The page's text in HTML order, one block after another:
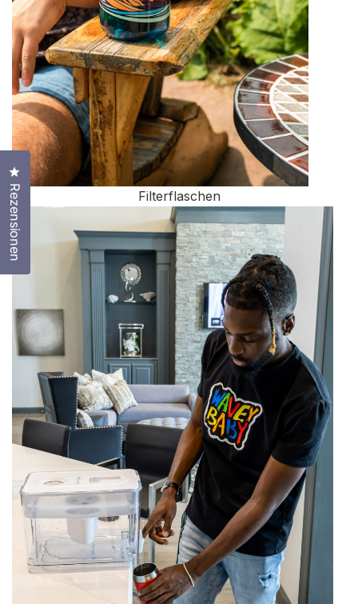
Filterflaschen
Rezensionen
Klicken Sie, um den Bewertungsdialog zu öffnen